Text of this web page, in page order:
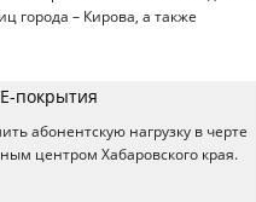
города – Кирова, а также
покрытия
абонентскую нагрузку в черте
центром Хабаровского края.